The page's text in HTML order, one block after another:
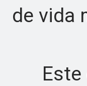
de vida
Este